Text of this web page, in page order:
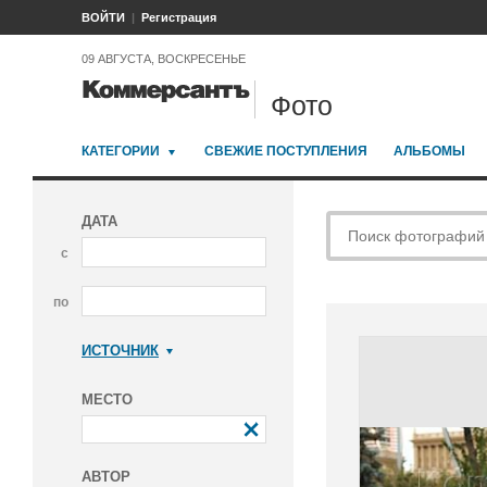
ВОЙТИ Регистрация
09 АВГУСТА, ВОСКРЕСЕНЬЕ
Фото
КАТЕГОРИИ СВЕЖИЕ ПОСТУПЛЕНИЯ АЛЬБОМЫ
ДАТА
с
по
ИСТОЧНИК
МЕСТО
АВТОР